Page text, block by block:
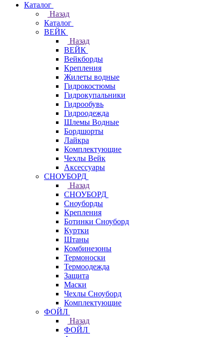
Каталог
Назад
Каталог
ВЕЙК
Назад
ВЕЙК
Вейкборды
Крепления
Жилеты водные
Гидрокостюмы
Гидрокупальники
Гидрообувь
Гидроодежда
Шлемы Водные
Бордшорты
Лайкра
Комплектующие
Чехлы Вейк
Аксессуары
СНОУБОРД
Назад
СНОУБОРД
Сноуборды
Крепления
Ботинки Сноуборд
Куртки
Штаны
Комбинезоны
Термоноски
Термоодежда
Защита
Маски
Чехлы Сноуборд
Комплектующие
ФОЙЛ
Назад
ФОЙЛ